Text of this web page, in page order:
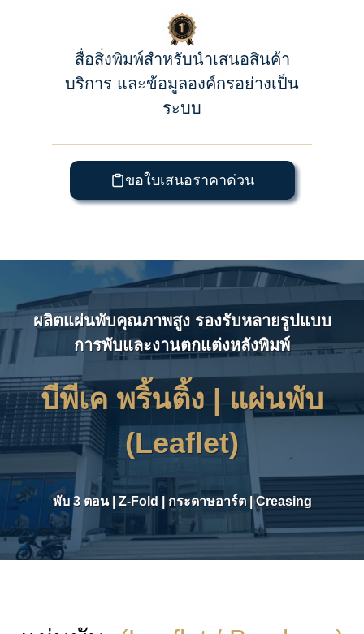
สื่อสิ่งพิมพ์สำหรับนำเสนอสินค้า
บริการ และข้อมูลองค์กรอย่างเป็น
ระบบ
ขอใบเสนอราคาด่วน
ผลิตแผ่นพับคุณภาพสูง รองรับหลายรูปแบบ
การพับและงานตกแต่งหลังพิมพ์
บีพีเค พริ้นติ้ง | แผ่นพับ
(Leaflet)
พับ 3 ตอน | Z-Fold | กระดาษอาร์ต | Creasing